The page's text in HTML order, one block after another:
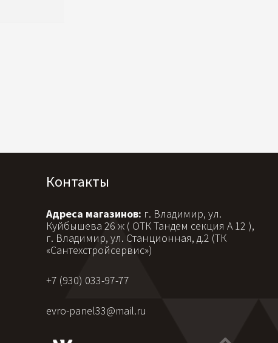
Контакты
Адреса магазинов: г. Владимир, ул.
Куйбышева 26 ж ( ОТК Тандем секция А 12 ),
г. Владимир, ул. Станционная, д.2 (ТК
«Сантехстройсервис»)
+7 (930) 033-97-77
evro-panel33@mail.ru